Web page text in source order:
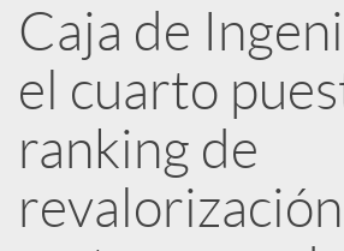
e
d
e
Caja de
el cuarto
ranking de